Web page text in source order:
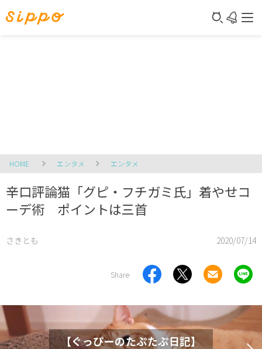
HOME エンタメ エンタメ
辛口評論猫「グピ・フチガミ氏」着やせコ
ーデ術 ポイントは三首
さきとも 2020/07/14
Share
【ぐっぴーのたぷたぷ日記】